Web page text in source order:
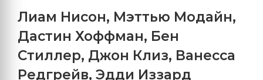
Лиам Нисон, Мэттью Модайн,
Дастин Хоффман, Бен
Стиллер, Джон Клиз, Ванесса
Редгрейв, Эдди Иззард